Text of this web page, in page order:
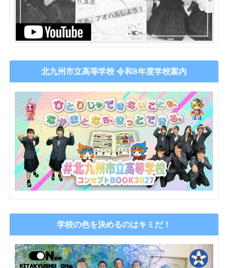
北九州市立高等学校 令和8年度学校案内
学校の色を決めるのはキミだ！